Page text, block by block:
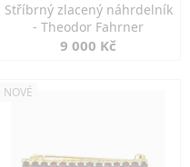
Stříbrný zlacený náhrdelník
- Theodor Fahrner
9 000 Kč
NOVÉ